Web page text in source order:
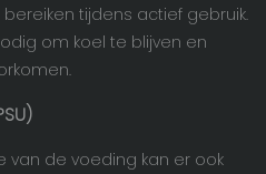
tijdens actief gebruik.
om koel te blijven en
van de voeding kan er ook